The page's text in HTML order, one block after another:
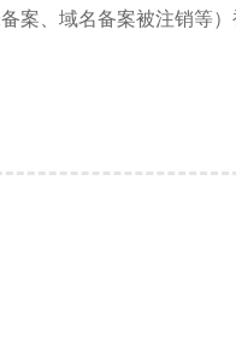
、域名备案被注销等）